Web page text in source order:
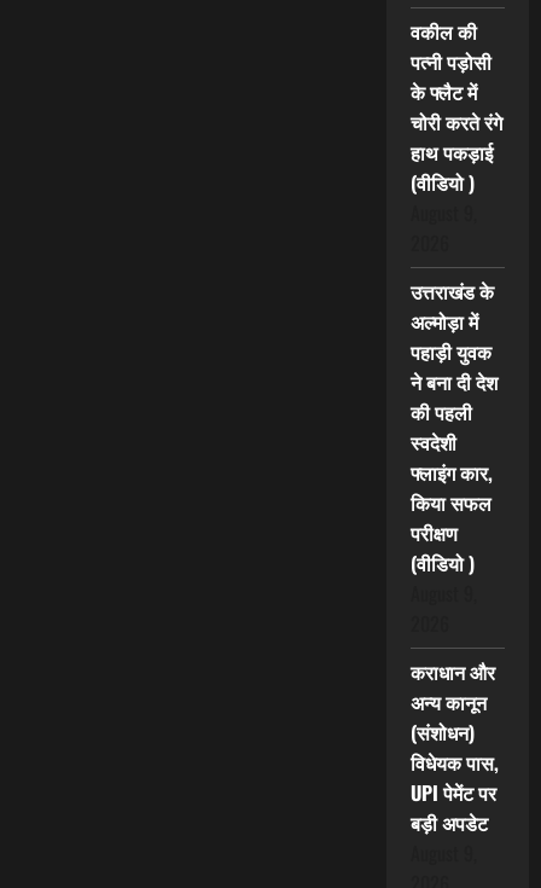
वकील की
पत्नी पड़ोसी
के फ्लैट में
चोरी करते रंगे
हाथ पकड़ाई
(वीडियो )
उत्तराखंड के
अल्मोड़ा में
पहाड़ी युवक
ने बना दी देश
की पहली
स्वदेशी
फ्लाइंग कार,
किया सफल
परीक्षण
(वीडियो )
कराधान और
अन्य कानून
(संशोधन)
विधेयक पास,
UPI पेमेंट पर
बड़ी अपडेट